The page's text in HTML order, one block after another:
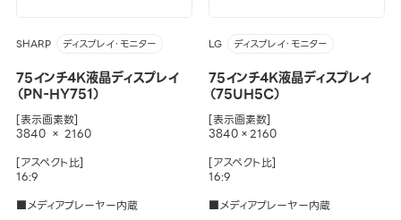
SHARP ディスプレイ・モニター
75インチ4K液晶ディスプレイ
（PN-HY751）
[表示画素数]
3840 × 2160
[アスペクト比]
16:9
■メディアプレーヤー内蔵
LG ディスプレイ・モニター
75インチ4K液晶ディスプレイ
（75UH5C）
[表示画素数]
3840×2160
[アスペクト比]
16:9
■メディアプレーヤー内蔵